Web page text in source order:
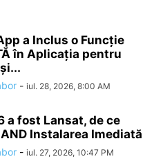
a Inclus o Funcție
în Aplicația pentru
- iul. 28, 2026, 8:00 AM
a fost Lansat, de ce
Instalarea Imediată
- iul. 27, 2026, 10:47 PM